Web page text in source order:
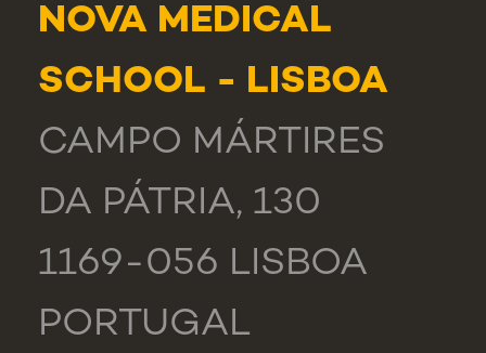
NOVA MEDICAL
SCHOOL - LISBOA
CAMPO MÁRTIRES
DA PÁTRIA, 130
1169-056 LISBOA
PORTUGAL